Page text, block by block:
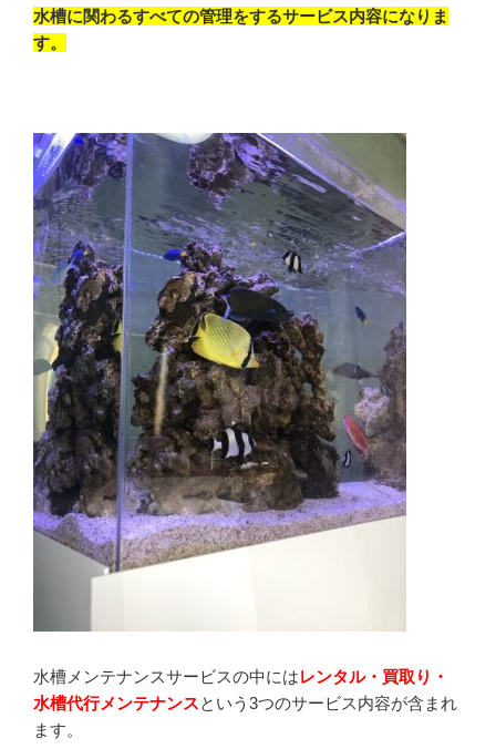
水槽に関わるすべての管理をするサービス内容になりま
す。
水槽メンテナンスサービスの中にはレンタル・買取り・
水槽代行メンテナンスという3つのサービス内容が含まれ
ます。